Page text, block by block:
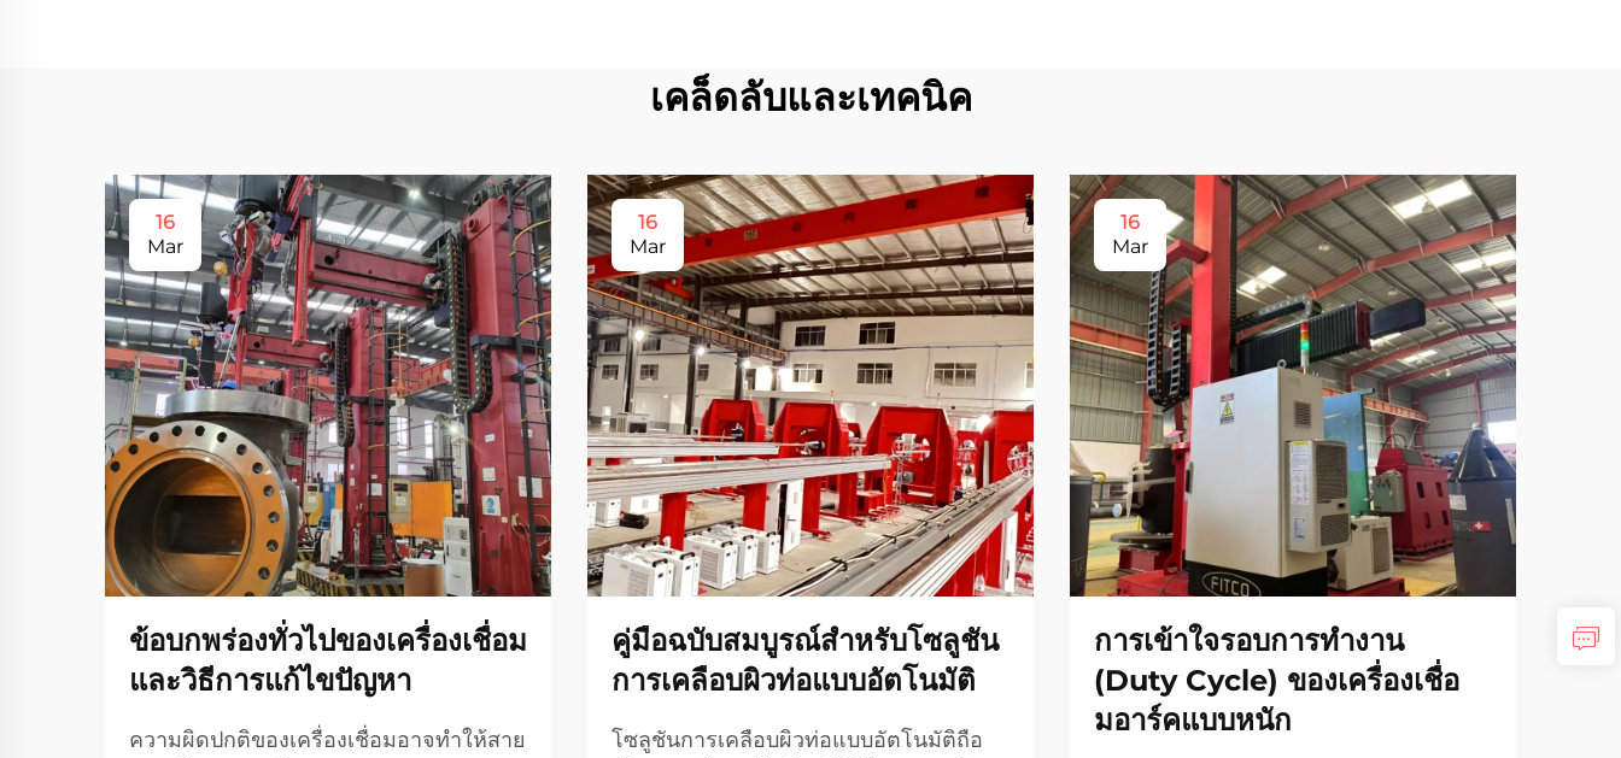
เคล็ดลับและเทคนิค
16
Mar
ข้อบกพร่องทั่วไปของเครื่องเชื่อม
และวิธีการแก้ไขปัญหา
ความผิดปกติของเครื่องเชื่อมอาจทำให้สาย
16
Mar
คู่มือฉบับสมบูรณ์สำหรับโซลูชัน
การเคลือบผิวท่อแบบอัตโนมัติ
โซลูชันการเคลือบผิวท่อแบบอัตโนมัติถือ
16
Mar
การเข้าใจรอบการทำงาน
(Duty Cycle) ของเครื่องเชื่อ
มอาร์คแบบหนัก
เค